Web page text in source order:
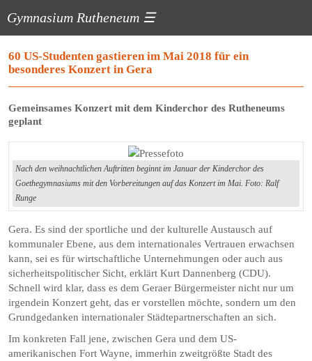
Gymnasium Rutheneum ☰
60 US-Studenten gastieren im Mai 2018 für ein
besonderes Konzert in Gera
Gemeinsames Konzert mit dem Kinderchor des Rutheneums
geplant
Nach den weihnachtlichen Auftritten beginnt im Januar der Kinderchor des
Goethegymnasiums mit den Vorbereitungen auf das Konzert im Mai. Foto: Ralf
Runge
Gera. Es sind der sportliche und der kulturelle Austausch auf
kommunaler Ebene, aus dem internationales Vertrauen erwachsen
kann, sei es für wirtschaftliche Unternehmungen oder auch aus
sicherheitspolitischer Sicht, erklärt Kurt Dannenberg (CDU).
Schnell wird klar, dass es dem Geraer Bürgermeister nicht nur um
irgendein Konzert geht, das er vorstellen möchte, sondern um den
Grundgedanken internationaler Städtepartnerschaften an sich.
Im konkreten Fall jene, zwischen Gera und dem US-
amerikanischen Fort Wayne, immerhin zweitgrößte Stadt des